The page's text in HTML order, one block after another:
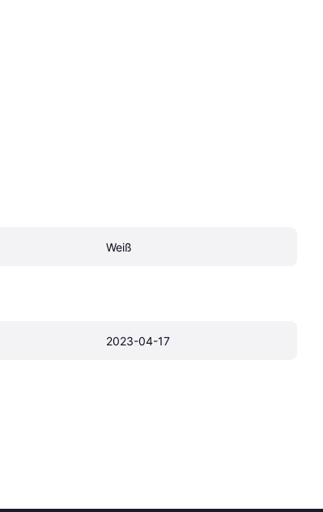
Weiß
2023-04-17